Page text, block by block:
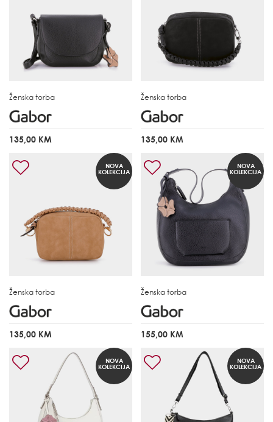
Ženska torba
135,00 KM
Ženska torba
135,00 KM
NOVA
KOLEKCIJA
Ženska torba
135,00 KM
NOVA
KOLEKCIJA
Ženska torba
155,00 KM
NOVA
KOLEKCIJA
NOVA
KOLEKCIJA